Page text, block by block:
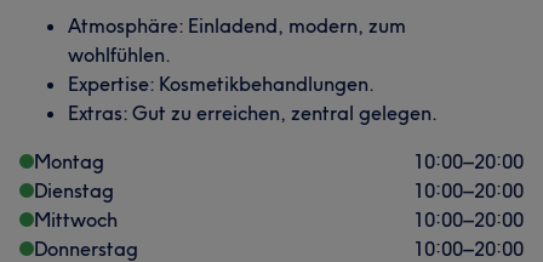
Atmosphäre: Einladend, modern, zum
wohlfühlen.
Expertise: Kosmetikbehandlungen.
Extras: Gut zu erreichen, zentral gelegen.
Montag
10:00–20:00
Dienstag
10:00–20:00
Mittwoch
10:00–20:00
Donnerstag
10:00–20:00